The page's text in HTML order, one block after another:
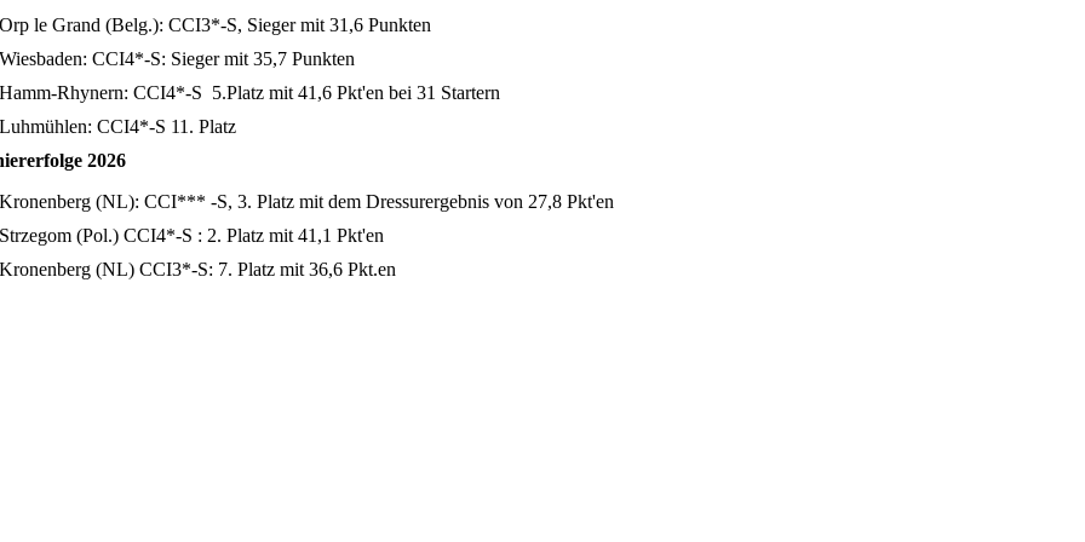
Orp le Grand (Belg.): CCI3*-S, Sieger mit 31,6 Punkten
Wiesbaden: CCI4*-S: Sieger mit 35,7 Punkten
Hamm-Rhynern: CCI4*-S 5.Platz mit 41,6 Pkt'en bei 31 Startern
Luhmühlen: CCI4*-S 11. Platz
2026
Kronenberg (NL): CCI*** -S, 3. Platz mit dem Dressurergebnis von 27,8 Pkt'en
Strzegom (Pol.) CCI4*-S : 2. Platz mit 41,1 Pkt'en
Kronenberg (NL) CCI3*-S: 7. Platz mit 36,6 Pkt.en